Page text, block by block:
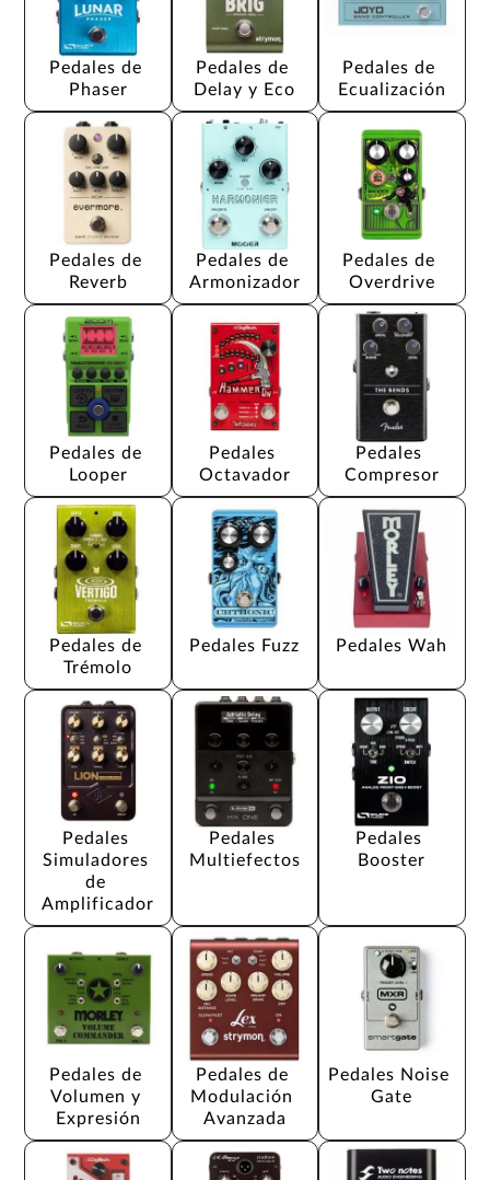
Pedales de
Phaser
Pedales de
Delay y Eco
Pedales de
Ecualización
Pedales de
Reverb
Pedales de
Armonizador
Pedales de
Overdrive
Pedales de
Looper
Pedales
Octavador
Pedales
Compresor
Pedales de
Trémolo
Pedales Fuzz Pedales Wah
Pedales
Simuladores
de
Amplificador
Pedales
Multiefectos
Pedales
Booster
Pedales de
Volumen y
Expresión
Pedales de
Modulación
Avanzada
Pedales Noise
Gate